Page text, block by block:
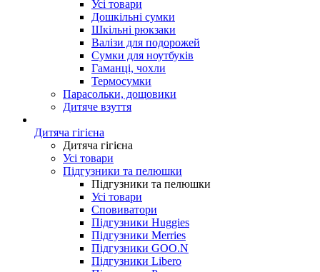
Усі товари
Дошкільні сумки
Шкільні рюкзаки
Валізи для подорожей
Сумки для ноутбуків
Гаманці, чохли
Термосумки
Парасольки, дощовики
Дитяче взуття
Дитяча гігієна
Дитяча гігієна
Усі товари
Підгузники та пелюшки
Підгузники та пелюшки
Усі товари
Сповиватори
Підгузники Huggies
Підгузники Merries
Підгузники GOO.N
Підгузники Libero